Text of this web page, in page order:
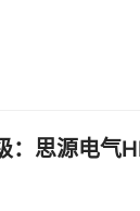
：思源电气